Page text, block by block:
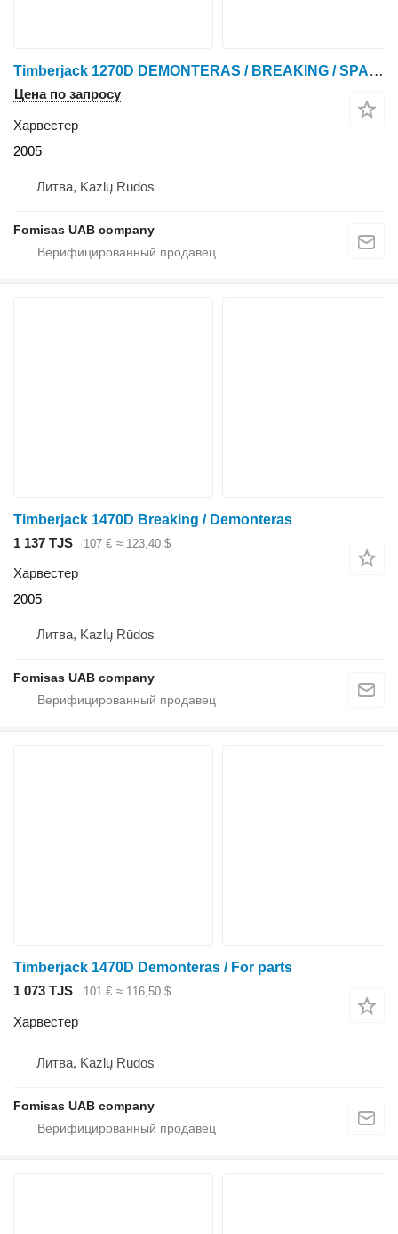
Timberjack 1270D DEMONTERAS / BREAKING / SPARE PARTS
Цена по запросу
Харвестер
2005
Литва, Kazlų Rūdos
Fomisas UAB company
Timberjack 1470D Breaking / Demonteras
1 137 TJS
107 € ≈ 123,40 $
Харвестер
2005
Литва, Kazlų Rūdos
Fomisas UAB company
Timberjack 1470D Demonteras / For parts
1 073 TJS
101 € ≈ 116,50 $
Харвестер
Литва, Kazlų Rūdos
Fomisas UAB company